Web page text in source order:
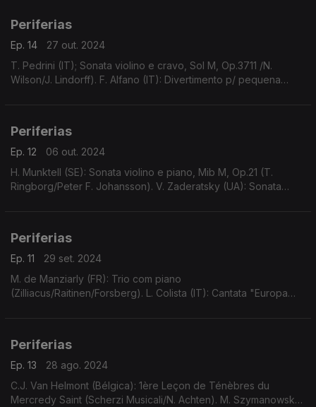
Periferias
Ep. 14
27 out. 2024
T. Pedrini (IT); Sonata violino e cravo, Sol M, Op.3711 /N.
Wilson/J. Lindorff). F. Alfano (IT): Divertimento p/ pequena
Periferias
Ep. 12
06 out. 2024
H. Munktell (SE): Sonata violino e piano, Mib M, Op.21 (T.
Ringborg/Peter F. Johansson). V. Zaderatsky (UA): Sonata
Periferias
Ep. 11
29 set. 2024
M. de Manziarly (FR): Trio com piano
(Zilliacus/Raitinen/Forsberg). L. Colista (IT): Cantata "Europa
Periferias
Ep. 13
28 ago. 2024
C.J. Van Helmont (Bélgica): 1ère Leçon de Ténèbres du
Mercredy Saint (Scherzi Musicali/N. Achten). M. Szymanowska